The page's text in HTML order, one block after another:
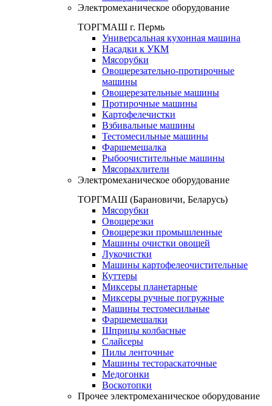
Электромеханическое оборудование
ТОРГМАШ г. Пермь
Универсальная кухонная машина
Насадки к УКМ
Мясорубки
Овощерезательно-протирочные
машины
Овощерезательные машины
Протирочные машины
Картофелечистки
Взбивальные машины
Тестомесильные машины
Фаршемешалка
Рыбоочистительные машины
Мясорыхлители
Электромеханическое оборудование
ТОРГМАШ (Барановичи, Беларусь)
Мясорубки
Овощерезки
Овощерезки промышленные
Машины очистки овощей
Лукочистки
Машины картофелеочистительные
Куттеры
Миксеры планетарные
Миксеры ручные погружные
Машины тестомесильные
Фаршемешалки
Шприцы колбасные
Слайсеры
Пилы ленточные
Машины тестораскаточные
Медогонки
Воскотопки
Прочее электромеханическое оборудование